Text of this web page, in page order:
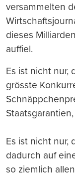
versammelten
dieses
auffiel.
Es ist nicht nur,
grösste
Es ist nicht nur,
dadurch auf
so ziemlich